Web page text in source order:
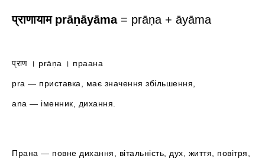
प्राणायाम prāṇāyāma= prāṇa + āyāma
प्राण । prāṇa । праана
pra — приставка, має значення збільшення,
ana — іменник, дихання.
Прана — повне дихання, вітальність, дух, життя, повітря,